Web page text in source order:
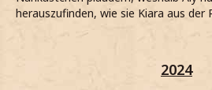
herauszufinden, wie sie Kiara aus der
2024